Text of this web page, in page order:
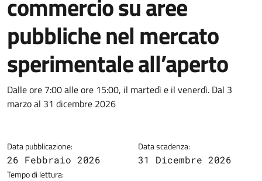
commercio su aree
pubbliche nel mercato
sperimentale all’aperto
Dettagli della notizia
Dalle ore 7:00 alle ore 15:00, il martedì e il venerdì. Dal 3
marzo al 31 dicembre 2026
Data pubblicazione:
26 Febbraio 2026
Data scadenza:
31 Dicembre 2026
Tempo di lettura: